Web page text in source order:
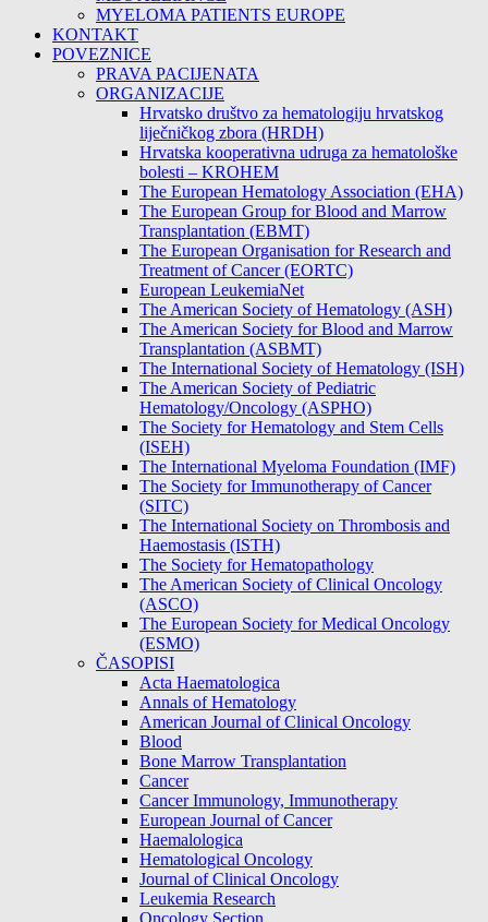
MYELOMA PATIENTS EUROPE
KONTAKT
POVEZNICE
PRAVA PACIJENATA
ORGANIZACIJE
Hrvatsko društvo za hematologiju hrvatskog
liječničkog zbora (HRDH)
Hrvatska kooperativna udruga za hematološke
bolesti – KROHEM
The European Hematology Association (EHA)
The European Group for Blood and Marrow
Transplantation (EBMT)
The European Organisation for Research and
Treatment of Cancer (EORTC)
European LeukemiaNet
The American Society of Hematology (ASH)
The American Society for Blood and Marrow
Transplantation (ASBMT)
The International Society of Hematology (ISH)
The American Society of Pediatric
Hematology/Oncology (ASPHO)
The Society for Hematology and Stem Cells
(ISEH)
The International Myeloma Foundation (IMF)
The Society for Immunotherapy of Cancer
(SITC)
The International Society on Thrombosis and
Haemostasis (ISTH)
The Society for Hematopathology
The American Society of Clinical Oncology
(ASCO)
The European Society for Medical Oncology
(ESMO)
ČASOPISI
Acta Haematologica
Annals of Hematology
American Journal of Clinical Oncology
Blood
Bone Marrow Transplantation
Cancer
Cancer Immunology, Immunotherapy
European Journal of Cancer
Haemalologica
Hematological Oncology
Journal of Clinical Oncology
Leukemia Research
Oncology Section